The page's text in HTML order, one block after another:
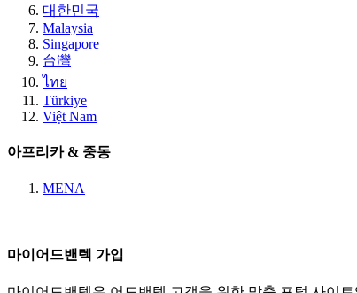
대한민국
Malaysia
Singapore
台灣
ไทย
Türkiye
Việt Nam
아프리카 & 중동
MENA
마이어드밴텍 가입